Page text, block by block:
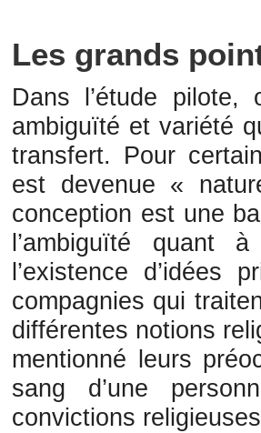
Les grands
Dans l’étude
ambiguïté et variété
transfert. Pour
est devenue «
conception est une
l’ambiguïté quant
l’existence d’idées
compagnies qui
différentes notions
mentionné leurs
sang d’une
convictions religieuses